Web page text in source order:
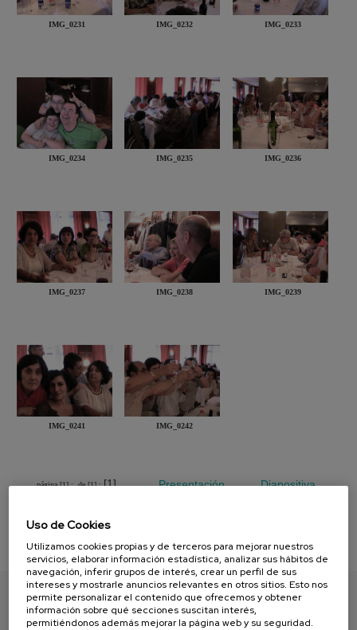
IMG_0231 IMG_0232 IMG_0233
IMG_0234 IMG_0235 IMG_0236
IMG_0237 IMG_0238 IMG_0239
IMG_0241 IMG_0242
página [1] : de [1] :[1] Presentación Diapositiva
ENCUENTRA TU PAPEL
Uso de Cookies
Utilizamos cookies propias y de terceros para mejorar nuestros
servicios, elaborar información estadística, analizar sus hábitos de
navegación, inferir grupos de interés, crear un perfil de sus
intereses y mostrarle anuncios relevantes en otros sitios. Esto nos
permite personalizar el contenido que ofrecemos y obtener
información sobre qué secciones suscitan interés,
permitiéndonos además mejorar la página web y su seguridad.